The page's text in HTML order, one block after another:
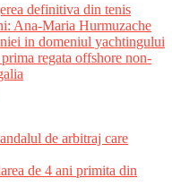
definitiva din tenis
Ana-Maria Hurmuzache
in domeniul yachtingului
regata offshore non-
de arbitraj care
de 4 ani primita din